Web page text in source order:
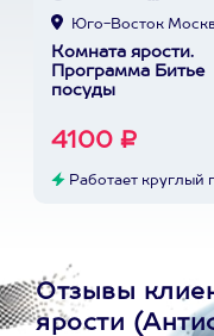
Юго-Восток
Комната ярости.
Программа Битье
посуды
4100 ₽
Работает круглый
Отзывы
ярости